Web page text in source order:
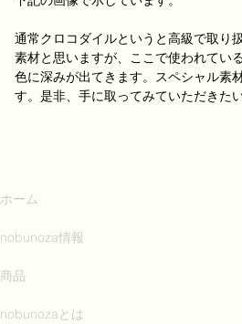
通常クロコダイルというと高級で取り
素材と思いますが、ここで使われてい
色に深みが出てきます。スペシャル素
す。是非、手に取ってみていただきた
ホーム
nobunoza情報
商品
nobunozaとは